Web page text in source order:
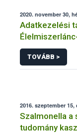
2020. november 30,
Adatkezelési
visszaélés-
TOVÁBB >
2016. szeptember
Szalmonella a
tudomány